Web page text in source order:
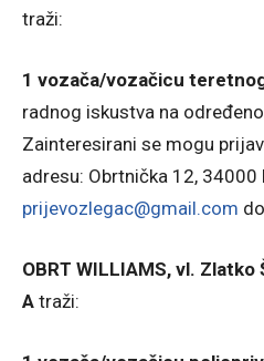
traži:
1 vozača/vozačicu
radnog iskustva na
Zainteresirani se mogu
adresu: Obrtnička 12, 34000
prijevozlegac@gmail.com
OBRT WILLIAMS, vl.
A traži: